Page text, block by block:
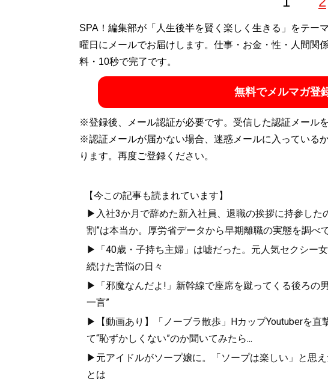
SPA！編集部が「人生後半を賢く楽しく生きる」をテー
曜日にメールでお届けします。仕事・お金・性・人間
料・10秒で完了です。
無料でメルマガ
※登録後、メール認証が必要です。受信した認証メール
※認証メールが届かない場合、迷惑メールに入っている
ります。再度ご登録ください。
【今この記事も読まれています】
▶入社3か月で辞めた新入社員、退職の挨拶に持参した
割”は本当か。厚労省データから早期離職の実態を調べ
▶「40歳・子持ち主婦」は嘘だった。元人気セクシー
続けた苦悩の日々
▶「邪魔なんだよ!」新幹線で座席を蹴ってくる後ろの
一言”
▶【動画あり】「ノーブラ散歩」HカップYoutuberを直
て“恥ずかしくない”のか聞いてみたら...
▶元アイドルがソープ嬢に。「ソープは楽しい」と思
とは